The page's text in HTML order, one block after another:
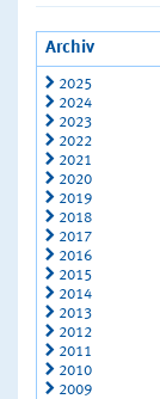
Archiv
2025
2024
2023
2022
2021
2020
2019
2018
2017
2016
2015
2014
2013
2012
2011
2010
2009